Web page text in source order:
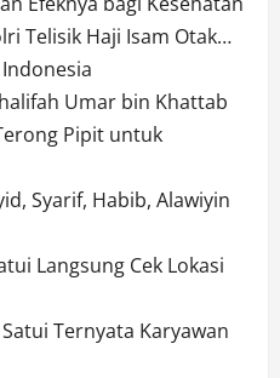
Telisik Haji Isam Otak…
Umar bin Khattab
Pipit untuk
Syarif, Habib, Alawiyin
Langsung Cek Lokasi
Ternyata Karyawan